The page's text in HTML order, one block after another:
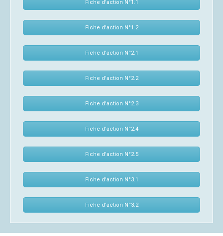
Fiche d'action N°1.1
Fiche d'action N°1.2
Fiche d'action N°2.1
Fiche d'action N°2.2
Fiche d'action N°2.3
Fiche d'action N°2.4
Fiche d'action N°2.5
Fiche d'action N°3.1
Fiche d'action N°3.2